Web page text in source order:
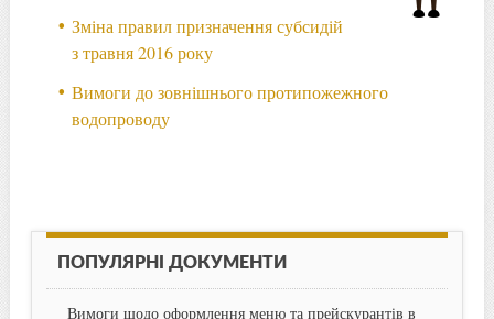
Зміна правил призначення субсидій
з травня 2016 року
Вимоги до зовнішнього протипожежного
водопроводу
ПОПУЛЯРНІ ДОКУМЕНТИ
Вимоги щодо оформлення меню та прейскурантів в